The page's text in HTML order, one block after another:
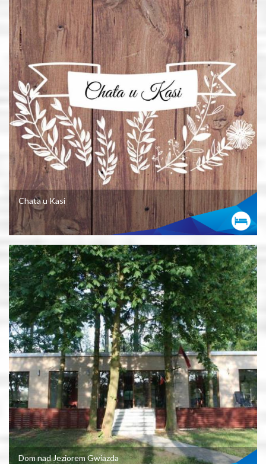
Chata u Kasi
Dom nad Jeziorem Gwiazda